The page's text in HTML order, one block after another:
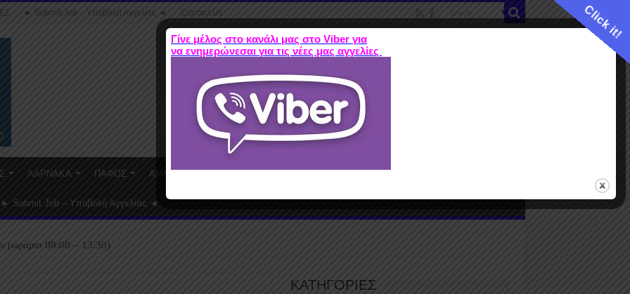
► Submit Job – Υποβολή Αγγελίας ◄ Contact Us
ΛΑΡΝΑΚΑ ΠΑΦΟΣ ΑΜΜΟΧΩΣΤΟΣ
► Submit Job – Υποβολή Αγγελίας ◄
(ωράριο 08:00 – 13:30)
ΚΑΤΗΓΟΡΙΕΣ
Click it!
Γίνε μέλος στο κανάλι μας στο Viber για
να ενημερώνεσαι για τις νέες μας αγγελίες